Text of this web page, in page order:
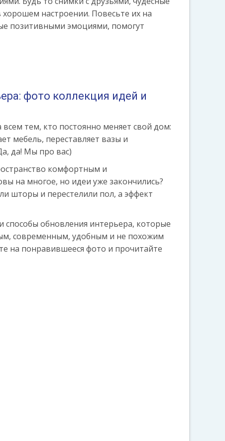
настроении. Повесьте их на
позитивными эмоциями, помогут
фото коллекция идей и
тем, кто постоянно меняет свой дом:
мебель, переставляет вазы и
да! Мы про вас)
комфортным и
на многое, но идеи уже закончились?
шторы и перестелили пол, а эффект
способы обновления интерьера, которые
современным, удобным и не похожим
на понравившееся фото и прочитайте